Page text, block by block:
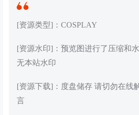
[资源类型]：COSPLAY
[资源水印]：预览图进行了压缩和
无本站水印
[资源下载]：度盘储存 请切勿在线
言